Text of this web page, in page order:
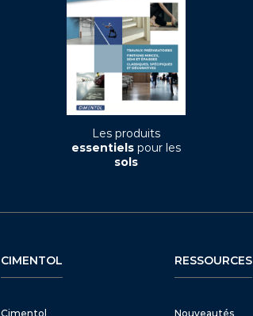
Les produits
essentiels pour les
sols
CIMENTOL
Cimentol
RESSOURCES
Nouveautés